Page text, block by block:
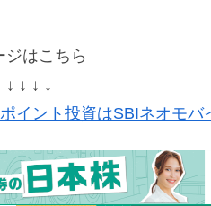
ジはこちら
↓ ↓ ↓ ↓
イント投資はSBIネオモ